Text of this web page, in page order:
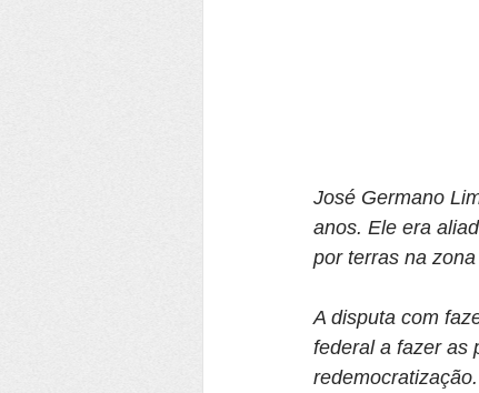
José Germano
anos. Ele era
por terras na
A disputa com
federal a fazer as